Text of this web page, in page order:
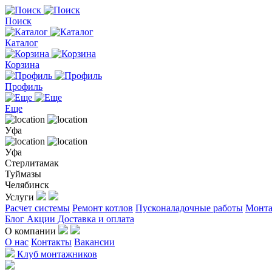
Поиск
Каталог
Корзина
Профиль
Еще
Уфа
Уфа
Стерлитамак
Туймазы
Челябинск
Услуги
Расчет системы Ремонт котлов Пусконаладочные работы
Блог Акции Доставка и оплата
О компании
О нас Контакты Вакансии
Клуб монтажников